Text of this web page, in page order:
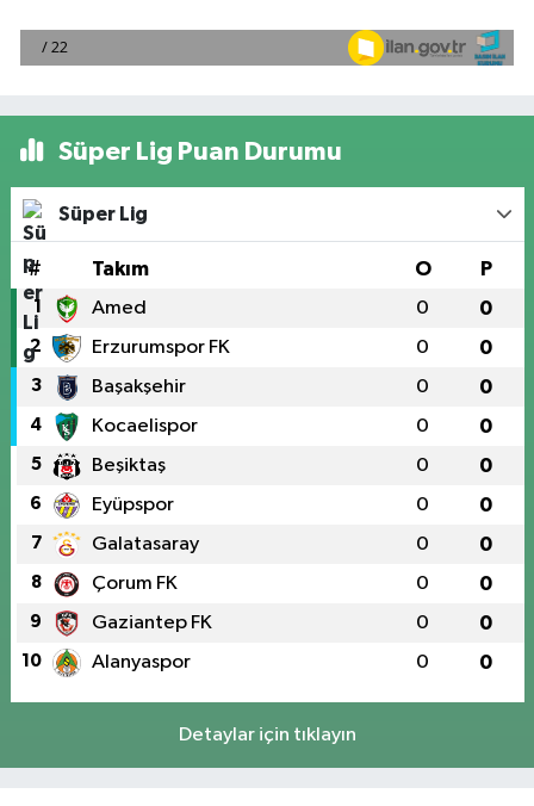
Süper Lig Puan Durumu
Süper Lig
# Takım O P
1 Amed 0 0
2 Erzurumspor FK 0 0
3 Başakşehir 0 0
4 Kocaelispor 0 0
5 Beşiktaş 0 0
6 Eyüpspor 0 0
7 Galatasaray 0 0
8 Çorum FK 0 0
9 Gaziantep FK 0 0
10 Alanyaspor 0 0
Detaylar için tıklayın